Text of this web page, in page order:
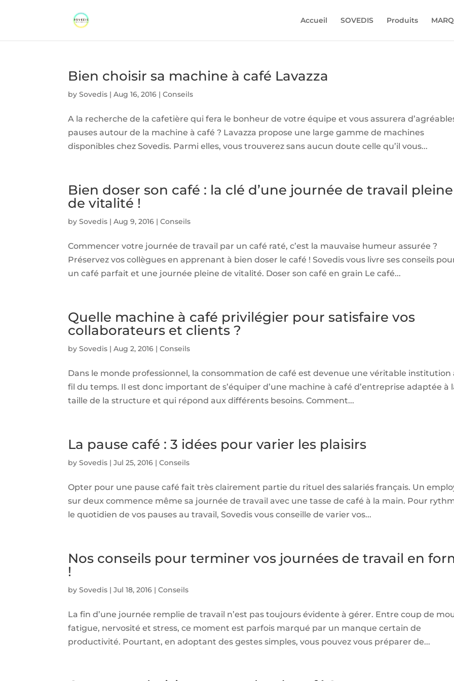
Accueil SOVEDIS Produits
Bien choisir sa machine à café Lavazza
bySovedis |Aug 16, 2016 |Conseils
A la recherche de la cafetière qui fera le bonheur de votre équipe et vous assurera
pauses autour de la machine à café ? Lavazza propose une large gamme de machines
disponibles chez Sovedis. Parmi elles, vous trouverez sans aucun doute celle qu’il vous...
Bien doser son café : la clé d’une journée de travail pleine
de vitalité !
bySovedis |Aug 9, 2016 |Conseils
Commencer votre journée de travail par un café raté, c’est la mauvaise humeur assurée ?
Préservez vos collègues en apprenant à bien doser le café ! Sovedis vous livre ses conseils
un café parfait et une journée pleine de vitalité. Doser son café en grain Le café...
Quelle machine à café privilégier pour satisfaire vos
collaborateurs et clients ?
bySovedis |Aug 2, 2016 |Conseils
Dans le monde professionnel, la consommation de café est devenue une véritable institution
fil du temps. Il est donc important de s’équiper d’une machine à café d’entreprise adaptée à
taille de la structure et qui répond aux différents besoins. Comment...
La pause café : 3 idées pour varier les plaisirs
bySovedis |Jul 25, 2016 |Conseils
Opter pour une pause café fait très clairement partie du rituel des salariés français. Un
sur deux commence même sa journée de travail avec une tasse de café à la main. Pour
le quotidien de vos pauses au travail, Sovedis vous conseille de varier vos...
Nos conseils pour terminer vos journées de travail en
!
bySovedis |Jul 18, 2016 |Conseils
La fin d’une journée remplie de travail n’est pas toujours évidente à gérer. Entre coup de
fatigue, nervosité et stress, ce moment est parfois marqué par un manque certain de
productivité. Pourtant, en adoptant des gestes simples, vous pouvez vous préparer de...